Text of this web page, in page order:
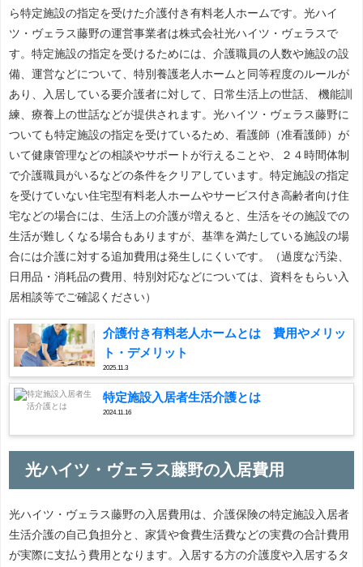
ら特定施設の指定を受けた介護付き有料老人ホームです。光ハイ
ツ・ヴェラス藤野の運営事業者は株式会社光ハイツ・ヴェラスで
す。特定施設の指定を受けるためには、介護職員の人数や施設の設
備、運営などについて、特別養護老人ホームと同等程度のルールが
あり、入居している要介護者に対して、日常生活上の世話、 機能訓
練、療養上の世話などが提供されます。光ハイツ・ヴェラス藤野に
ついても特定施設の指定を受けているため、看護師（准看護師）が
いて健康管理などの相談やサポートが行えることや、２４時間体制
で介護職員がいるなどの条件をクリアしています。特定施設の指定
を受けていない住宅型有料老人ホームやサービス付き高齢者向け住
宅などの場合には、生活上の介護が増えると、生活をその施設での
生活が難しくなる場合もありますが、基準を満たしている施設の場
合には介護に対する追加費用は発生しにくいです。（過度な汚染、
日用品・消耗品の費用、特別対応などについては、資料をもらい入
居相談等でご確認ください）
介護付き有料老人ホームとは 費用やメリッ
ト・デメリット
2025.11.3
特定施設入居者生活介護とは
2024.11.16
光ハイツ・ヴェラス藤野の入居費用
光ハイツ・ヴェラス藤野の入居費用は、介護保険の特定施設入居者
生活介護の自己負担分と、家賃や食費生活費などの実費の合計費用
が実際に支払う費用となります。入居する方の介護度や入居するタ